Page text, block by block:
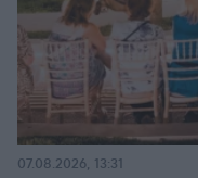
07.08.2026, 13:31